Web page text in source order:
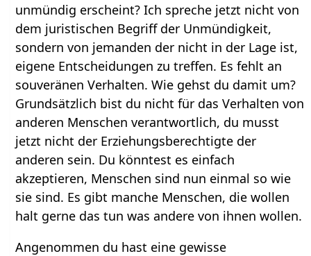
unmündig erscheint? Ich spreche jetzt nicht von
dem juristischen Begriff der Unmündigkeit,
sondern von jemanden der nicht in der Lage ist,
eigene Entscheidungen zu treffen. Es fehlt an
souveränen Verhalten. Wie gehst du damit um?
Grundsätzlich bist du nicht für das Verhalten von
anderen Menschen verantwortlich, du musst
jetzt nicht der Erziehungsberechtigte der
anderen sein. Du könntest es einfach
akzeptieren, Menschen sind nun einmal so wie
sie sind. Es gibt manche Menschen, die wollen
halt gerne das tun was andere von ihnen wollen.
Angenommen du hast eine gewisse